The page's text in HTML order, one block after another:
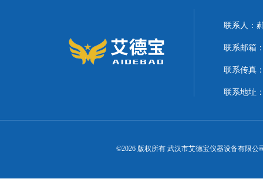
联系人：
联系邮箱
联系传真
联系地址
©2026 版权所有 武汉市艾德宝仪器设备有限公